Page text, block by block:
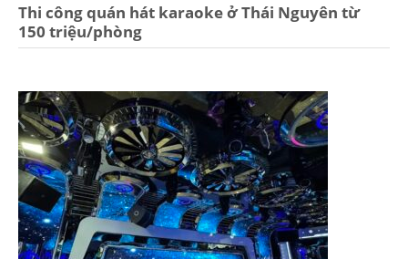
Thi công quán hát karaoke ở Thái Nguyên từ
150 triệu/phòng